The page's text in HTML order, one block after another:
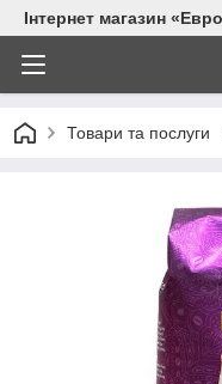
Інтернет магазин
Товари та послуги